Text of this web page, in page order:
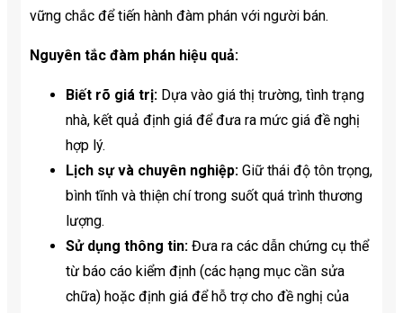
vững chắc để tiến hành đàm phán với người bán.
Nguyên tắc đàm phán hiệu quả:
Biết rõ giá trị: Dựa vào giá thị trường, tình trạng
nhà, kết quả định giá để đưa ra mức giá đề nghị
hợp lý.
Lịch sự và chuyên nghiệp: Giữ thái độ tôn trọng,
bình tĩnh và thiện chí trong suốt quá trình thương
lượng.
Sử dụng thông tin: Đưa ra các dẫn chứng cụ thể
từ báo cáo kiểm định (các hạng mục cần sửa
chữa) hoặc định giá để hỗ trợ cho đề nghị của